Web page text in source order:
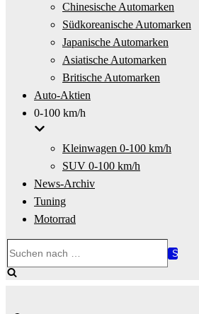
Chinesische Automarken
Südkoreanische Automarken
Japanische Automarken
Asiatische Automarken
Britische Automarken
Auto-Aktien
0-100 km/h
Kleinwagen 0-100 km/h
SUV 0-100 km/h
News-Archiv
Tuning
Motorrad
nach …